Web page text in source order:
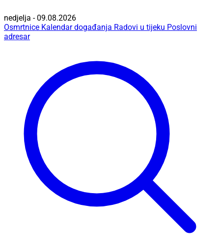
nedjelja - 09.08.2026
Osmrtnice Kalendar događanja Radovi u tijeku Poslovni
adresar